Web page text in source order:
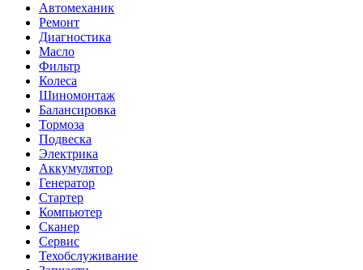
Автомеханик
Ремонт
Диагностика
Масло
Фильтр
Колеса
Шиномонтаж
Балансировка
Тормоза
Подвеска
Электрика
Аккумулятор
Генератор
Стартер
Компьютер
Сканер
Сервис
Техобслуживание